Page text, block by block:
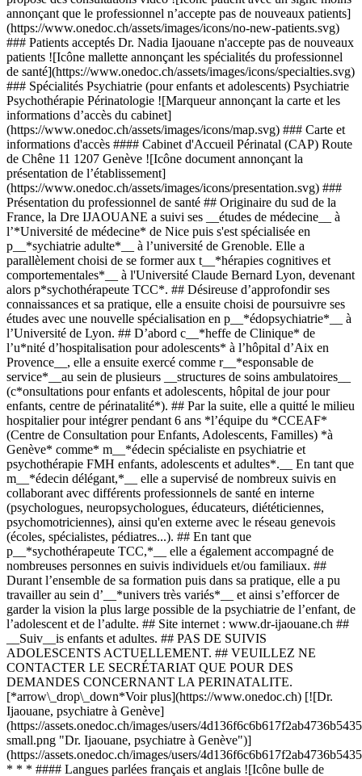
annonçant que le professionnel n’accepte pas de nouveaux patients]
(https://www.onedoc.ch/assets/images/icons/no-new-patients.svg)
### Patients acceptés Dr. Nadia Ijaouane n'accepte pas de nouveaux
patients ![Icône mallette annonçant les spécialités du professionnel
de santé](https://www.onedoc.ch/assets/images/icons/specialties.svg)
### Spécialités Psychiatrie (pour enfants et adolescents) Psychiatrie
Psychothérapie Périnatologie ![Marqueur annonçant la carte et les
informations d’accès du cabinet]
(https://www.onedoc.ch/assets/images/icons/map.svg) ### Carte et
informations d'accès #### Cabinet d'Accueil Périnatal (CAP) Route
de Chêne 11 1207 Genève ![Icône document annonçant la
présentation de l’établissement]
(https://www.onedoc.ch/assets/images/icons/presentation.svg) ###
Présentation du professionnel de santé ## Originaire du sud de la
France, la Dre IJAOUANE a suivi ses __études de médecine__ à
l’*Université de médecine* de Nice puis s'est spécialisée en
p__*sychiatrie adulte*__ à l’université de Grenoble. Elle a
parallèlement choisi de se former aux t__*hérapies cognitives et
comportementales*__ à l'Université Claude Bernard Lyon, devenant
alors p*sychothérapeute TCC*. ## Désireuse d’approfondir ses
connaissances et sa pratique, elle a ensuite choisi de poursuivre ses
études avec une nouvelle spécialisation en p__*édopsychiatrie*__ à
l’Université de Lyon. ## D’abord c__*heffe de Clinique* de
l’u*nité d’hospitalisation pour adolescents* à l’hôpital d’Aix en
Provence__, elle a ensuite exercé comme r__*esponsable de
service*__au sein de plusieurs __structures de soins ambulatoires__
(c*onsultations pour enfants et adolescents, hôpital de jour pour
enfants, centre de périnatalité*). ## Par la suite, elle a quitté le milieu
hospitalier pour intégrer pendant 6 ans *l’équipe du *CCEAF*
(Centre de Consultation pour Enfants, Adolescents, Familles) *à
Genève* comme* m__*édecin spécialiste en psychiatrie et
psychothérapie FMH enfants, adolescents et adultes*.__ En tant que
m__*édecin délégant,*__ elle a supervisé de nombreux suivis en
collaborant avec différents professionnels de santé en interne
(psychologues, neuropsychologues, éducateurs, diététiciennes,
psychomotriciennes), ainsi qu'en externe avec le réseau genevois
(écoles, spécialistes, pédiatres...). ## En tant que
p__*sychothérapeute TCC,*__ elle a également accompagné de
nombreuses personnes en suivis individuels et/ou familiaux. ##
Durant l’ensemble de sa formation puis dans sa pratique, elle a pu
travailler au sein d’__*univers très variés*__ et ainsi s’efforcer de
garder la vision la plus large possible de la psychiatrie de l’enfant, de
l’adolescent et de l’adulte. ## Site internet : www.dr-ijaouane.ch ##
__Suiv__is enfants et adultes. ## PAS DE SUIVIS
ADOLESCENTS ACTUELLEMENT. ## VEUILLEZ NE
CONTACTER LE SECRÉTARIAT QUE POUR DES
DEMANDES CONCERNANT LA PERINATALITE.
[*arrow\_drop\_down*Voir plus](https://www.onedoc.ch) [![Dr.
Ijaouane, psychiatre à Genève]
(https://assets.onedoc.ch/images/users/
small.png "Dr. Ijaouane, psychiatre à Genève")]
(https://assets.onedoc.ch/images/users/
* * * #### Langues parlées français et anglais ![Icône bulle de